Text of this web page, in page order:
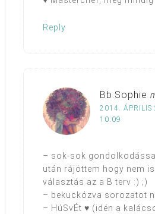
Reply
Bb.Sophie
2014. ÁPRILIS
10:09
– sok-sok
után rájöttem hogy nem
választás az a B terv :) ;)
– bekuckózva sorozatot
– HúSvÉt ♥ (idén a